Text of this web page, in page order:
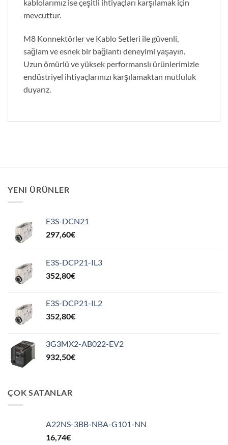
kablolarımız ise çeşitli ihtiyaçları karşılamak için
mevcuttur.
M8 Konnektörler ve Kablo Setleri ile güvenli,
sağlam ve esnek bir bağlantı deneyimi yaşayın.
Uzun ömürlü ve yüksek performanslı ürünlerimizle
endüstriyel ihtiyaçlarınızı karşılamaktan mutluluk
duyarız.
YENI ÜRÜNLER
E3S-DCN21
297,60€
E3S-DCP21-IL3
352,80€
E3S-DCP21-IL2
352,80€
3G3MX2-AB022-EV2
932,50€
ÇOK SATANLAR
A22NS-3BB-NBA-G101-NN
16,74€